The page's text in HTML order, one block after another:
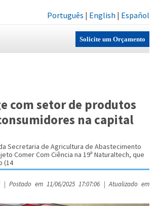
Português | English | Español
Solicite um Orçamento
com setor de produtos
na capital
Secretaria de Agricultura de Abastecimento
Comer Com Ciência na 19ª Naturaltech, que
(14
Postado em 11/06/2025 17:07:06 | Atualizado em